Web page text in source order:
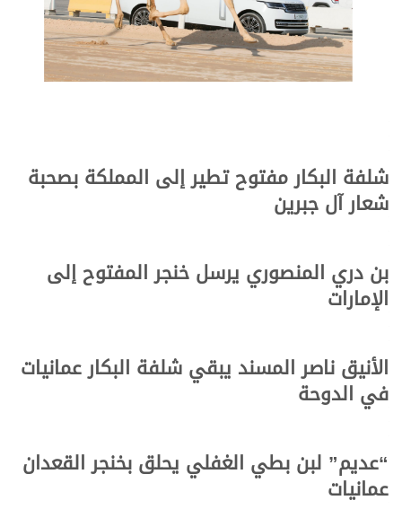
شلفة البكار مفتوح تطير إلى المملكة بصحبة
شعار آل جبرين
بن دري المنصوري يرسل خنجر المفتوح إلى
الإمارات
الأنيق ناصر المسند يبقي شلفة البكار عمانيات
في الدوحة
“عديم” لبن بطي الغفلي يحلق بخنجر القعدان
عمانيات